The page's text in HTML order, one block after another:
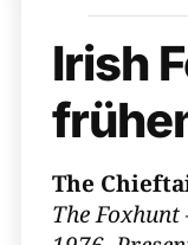
Irish
The
The